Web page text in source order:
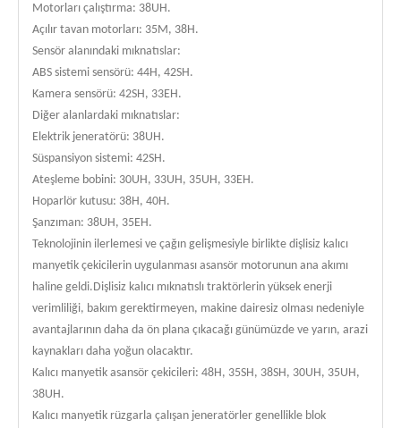
Motorları çalıştırma: 38UH.
Açılır tavan motorları: 35M, 38H.
Sensör alanındaki mıknatıslar:
ABS sistemi sensörü: 44H, 42SH.
Kamera sensörü: 42SH, 33EH.
Diğer alanlardaki mıknatıslar:
Elektrik jeneratörü: 38UH.
Süspansiyon sistemi: 42SH.
Ateşleme bobini: 30UH, 33UH, 35UH, 33EH.
Hoparlör kutusu: 38H, 40H.
Şanzıman: 38UH, 35EH.
Teknolojinin ilerlemesi ve çağın gelişmesiyle birlikte dişlisiz kalıcı
manyetik çekicilerin uygulanması asansör motorunun ana akımı
haline geldi.Dişlisiz kalıcı mıknatıslı traktörlerin yüksek enerji
verimliliği, bakım gerektirmeyen, makine dairesiz olması nedeniyle
avantajlarının daha da ön plana çıkacağı günümüzde ve yarın, arazi
kaynakları daha yoğun olacaktır.
Kalıcı manyetik asansör çekicileri: 48H, 35SH, 38SH, 30UH, 35UH,
38UH.
Kalıcı manyetik rüzgarla çalışan jeneratörler genellikle blok